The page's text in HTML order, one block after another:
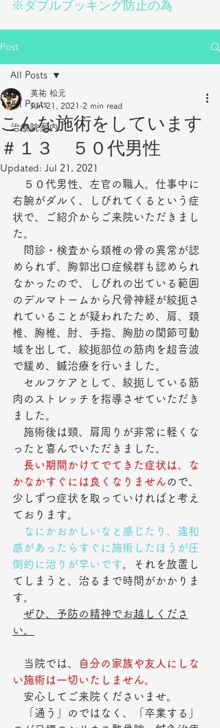
※ダブルブッキング防止の為
Post
All Posts
治療院案内
All Posts
こんな施術をしています
＃１３ ５０代男性
英祐 松元
Jun 21, 2021 2 min read
Updated: Jul 21, 2021
５０代男性、左官の職人。仕事中に
右腕がダルく、しびれてくるという症
状で、ご紹介からご来院いただきまし
た。
問診・検査から頚椎の骨の異常が認
められず、胸郭出口症候群も認められ
なかったので、しびれの出ている範囲
のデルマトームから尺骨神経が絞扼さ
れていることが疑われたため、肩、頚
椎、胸椎、肘、手指、胸肋の関節可動
域を出して、絞扼部位の筋肉を超音波
で緩め、鍼治療を行いました。
セルフケアとして、絞扼している筋
肉のストレッチを指導させていただき
ました。
施術後は頸、肩周りが非常に軽くな
ったと喜んでいただきました。
長い期間かけてでてきた症状は、な
かなかすぐには良くなりませんので、
少しずつ症状を取っていければと考え
ております。
なにかおかしいなと感じたり、違和
感があったらすぐに施術したほうが圧
倒的に治りが早いです 。それを放置し
てしまうと、治るまで時間がかかりま
す。
ぜひ、予防の精神でお越しくださ
い。
当院では、
自分の家族や友人にしな
い施術は一切いたしません。
安心してご来院くださいませ。
「通う」のではなく、「卒業する」